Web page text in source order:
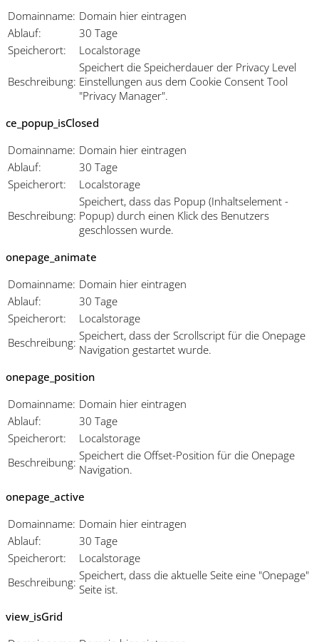
Domainname: Domain hier eintragen
Ablauf:
30 Tage
Speicherort:
Localstorage
Beschreibung:
Speichert die Speicherdauer der Privacy Level
Einstellungen aus dem Cookie Consent Tool
"Privacy Manager".
ce_popup_isClosed
Domainname: Domain hier eintragen
Ablauf:
30 Tage
Speicherort:
Localstorage
Beschreibung:
Speichert, dass das Popup (Inhaltselement -
Popup) durch einen Klick des Benutzers
geschlossen wurde.
onepage_animate
Domainname: Domain hier eintragen
Ablauf:
30 Tage
Speicherort:
Localstorage
Beschreibung: Speichert, dass der Scrollscript für die Onepage
Navigation gestartet wurde.
onepage_position
Domainname: Domain hier eintragen
Ablauf:
30 Tage
Speicherort:
Localstorage
Beschreibung: Speichert die Offset-Position für die Onepage
Navigation.
onepage_active
Domainname: Domain hier eintragen
Ablauf:
30 Tage
Speicherort:
Localstorage
Beschreibung: Speichert, dass die aktuelle Seite eine "Onepage"
Seite ist.
view_isGrid